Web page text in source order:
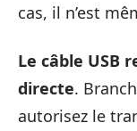
cas, il n’est
Le câble USB
directe.
autorisez le